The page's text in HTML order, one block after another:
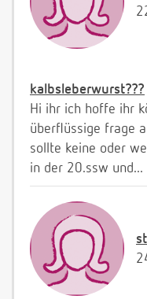
kalbsleberwurst???
Hi ihr ich hoffe ihr
überflüssige frage
sollte keine oder
in der 20.ssw und...